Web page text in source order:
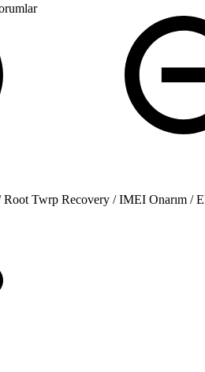
Root Twrp Recovery / IMEI Onarım /